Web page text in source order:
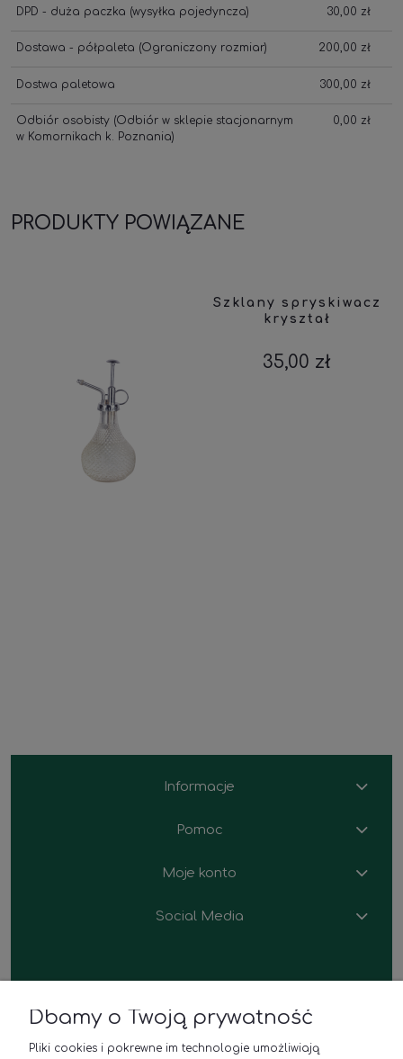
DPD - duża paczka (wysyłka pojedyncza) 30,00 zł
Dostawa - półpaleta (Ograniczony rozmiar) 200,00 zł
Dostwa paletowa 300,00 zł
Odbiór osobisty (Odbiór w sklepie stacjonarnym
w Komornikach k. Poznania)
0,00 zł
PRODUKTY POWIĄZANE
Szklany spryskiwacz
kryształ
35,00 zł
Informacje
Pomoc
Moje konto
Social Media
Polana u Barana
Sklep z roślinami i kwiaciarnia
Dbamy o Twoją prywatność
Pliki cookies i pokrewne im technologie umożliwiają